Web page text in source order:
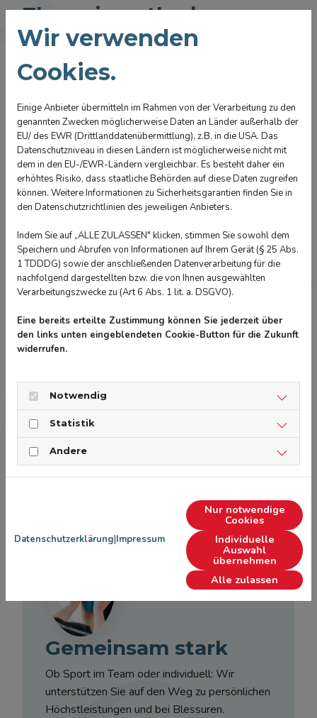
Therapiemethoden
Bobath-Therapie
Extension / Traktion /
Schlingentisch
Kiefergelenksbehandlung /
Craniomandibuläre Therapie
Klassisches Tapen und Kinesio-
Tapes
Osteopathie und Craniosacrale
Therapie
Sportphysiotherapie
Triggerpunkt-Behandlung
Gemeinsam stark
Ob Sport im Team oder individuell: Wir
unterstützen Sie auf den Weg zu persönlichen
Höchstleistungen und bei Blessuren.
Wir verwenden
Cookies.
Einige Anbieter übermitteln im Rahmen von der Verarbeitung zu den
genannten Zwecken möglicherweise Daten an Länder außerhalb der
EU/ des EWR (Drittlanddatenübermittlung), z.B. in die USA. Das
Datenschutzniveau in diesen Ländern ist möglicherweise nicht mit
dem in den EU-/EWR-Ländern vergleichbar. Es besteht daher ein
erhöhtes Risiko, dass staatliche Behörden auf diese Daten zugreifen
können. Weitere Informationen zu Sicherheitsgarantien finden Sie in
den Datenschutzrichtlinien des jeweiligen Anbieters.
Indem Sie auf „ALLE ZULASSEN" klicken, stimmen Sie sowohl dem
Speichern und Abrufen von Informationen auf Ihrem Gerät (§ 25 Abs.
1 TDDDG) sowie der anschließenden Datenverarbeitung für die
nachfolgend dargestellten bzw. die von Ihnen ausgewählten
Verarbeitungszwecke zu (Art 6 Abs. 1 lit. a. DSGVO).
Eine bereits erteilte Zustimmung können Sie jederzeit über
den links unten eingeblendeten Cookie-Button für die Zukunft
widerrufen.
Notwendig
Statistik
Andere
Datenschutzerklärung|Impressum
Nur notwendige
Cookies
Individuelle
Auswahl
übernehmen
Alle zulassen